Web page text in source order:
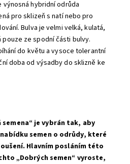
výnosná hybridní odrůda
pro sklizeň s natí nebo pro
Bulva je velmi velká, kulatá,
ze spodní části bulvy.
do květu a vysoce tolerantní
doba od výsadby do sklizně ke
je vybrán tak, aby
semen o odrůdy, které
Hlavním posláním této
„Dobrých semen“ vyroste,